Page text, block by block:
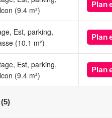
(9.4 m²)
Plan
Est, parking,
(10.1 m²)
Plan
Est, parking,
(9.4 m²)
Plan